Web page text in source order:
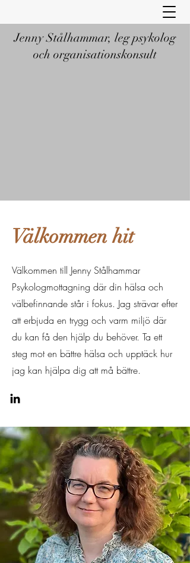
Jenny Stålhammar, leg psykolog
och organisationskonsult
Välkommen hit
Välkommen till Jenny Stålhammar
Psykologmottagning där din hälsa och
välbefinnande står i fokus. Jag strävar efter
att erbjuda en trygg och varm miljö där
du kan få den hjälp du behöver. Ta ett
steg mot en bättre hälsa och upptäck hur
jag kan hjälpa dig att må bättre.